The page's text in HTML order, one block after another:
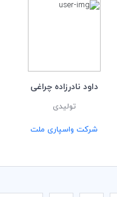
داود نادرزاده چراغی
تولیدی
شرکت واسپاری ملت